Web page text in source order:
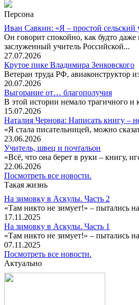
Персона
Иван Савкин: «Я – простой сельский
Он говорит спокойно, как будто даже
заслуженный учитель Российской...
27.07.2026
Крутое пике Владимира Зенковского
Ветеран труда РФ, авиаконструктор
20.07.2026
Выгорание от… благополучия
В этой истории немало трагичного
15.07.2026
Наталия Чернова: Написать книгу –
«Я стала писательницей, можно
23.06.2026
Учитель, швец и почтальон
«Всё, что она берет в руки – книгу,
22.06.2026
Посмотреть все новости.
Такая жизнь
На зимовку в Аскулы. Часть 2
«Там никто не зимует!» – пытались
17.11.2025
На зимовку в Аскулы. Часть 1
«Там никто не зимует!» – пытались
07.11.2025
Посмотреть все новости.
Актуально